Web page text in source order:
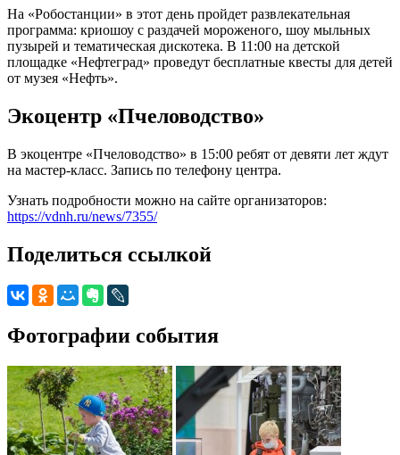
На «Робостанции» в этот день пройдет развлекательная
программа: криошоу с раздачей мороженого, шоу мыльных
пузырей и тематическая дискотека. В 11:00 на детской
площадке «Нефтеград» проведут бесплатные квесты для детей
от музея «Нефть».
Экоцентр «Пчеловодство»
В экоцентре «Пчеловодство» в 15:00 ребят от девяти лет ждут
на мастер-класс. Запись по телефону центра.
Узнать подробности можно на сайте организаторов:
https://vdnh.ru/news/7355/
Поделиться ссылкой
Фотографии события